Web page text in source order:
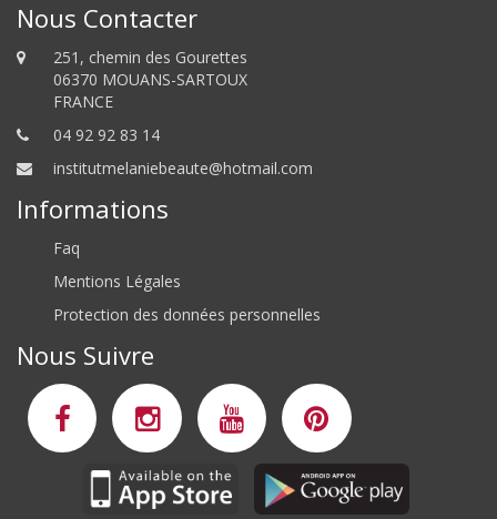
Nous Contacter
251, chemin des Gourettes
06370 MOUANS-SARTOUX
FRANCE
04 92 92 83 14
institutmelaniebeaute@hotmail.com
Informations
Faq
Mentions Légales
Protection des données personnelles
Nous Suivre